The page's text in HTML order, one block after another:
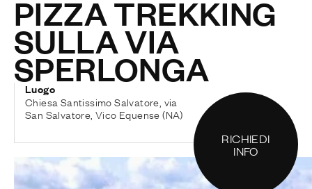
PIZZA TREKKING
SULLA VIA
SPERLONGA
Luogo
Chiesa Santissimo Salvatore, via
San Salvatore, Vico Equense (NA)
RICHIEDI
INFO